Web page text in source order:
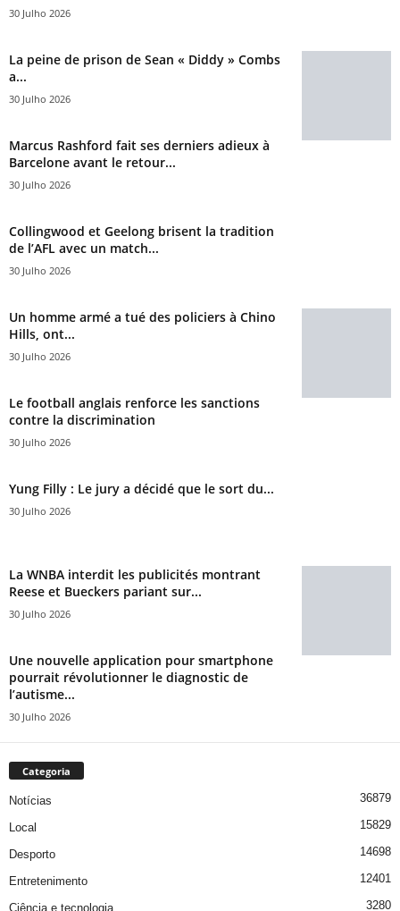
30 Julho 2026
La peine de prison de Sean « Diddy » Combs
a...
30 Julho 2026
Marcus Rashford fait ses derniers adieux à
Barcelone avant le retour...
30 Julho 2026
Collingwood et Geelong brisent la tradition
de l’AFL avec un match...
30 Julho 2026
Un homme armé a tué des policiers à Chino
Hills, ont...
30 Julho 2026
Le football anglais renforce les sanctions
contre la discrimination
30 Julho 2026
Yung Filly : Le jury a décidé que le sort du...
30 Julho 2026
La WNBA interdit les publicités montrant
Reese et Bueckers pariant sur...
30 Julho 2026
Une nouvelle application pour smartphone
pourrait révolutionner le diagnostic de
l’autisme...
30 Julho 2026
Categoria
Notícias 36879
Local 15829
Desporto 14698
Entretenimento 12401
Ciência e tecnologia 3280